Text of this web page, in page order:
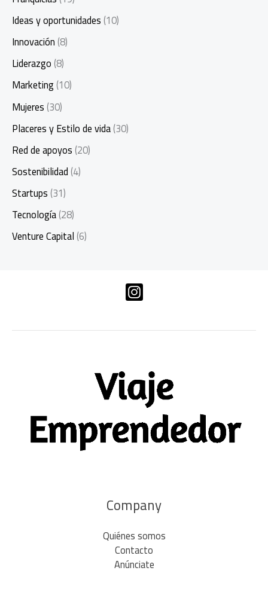
Ideas y oportunidades(10)
Innovación(8)
Liderazgo(8)
Marketing(10)
Mujeres(30)
Placeres y Estilo de vida(30)
Red de apoyos(20)
Sostenibilidad(4)
Startups(31)
Tecnología(28)
Venture Capital(6)
Company
Quiénes somos
Contacto
Anúnciate